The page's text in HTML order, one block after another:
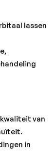
lassen
van
in